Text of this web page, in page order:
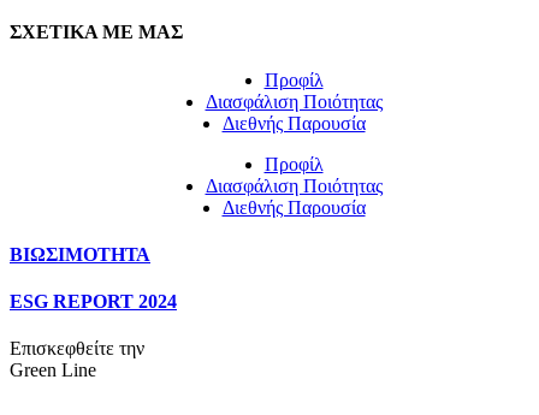
ΣΧΕΤΙΚΑ ΜΕ ΜΑΣ
Προφίλ
Διασφάλιση Ποιότητας
Διεθνής Παρουσία
Προφίλ
Διασφάλιση Ποιότητας
Διεθνής Παρουσία
ΒΙΩΣΙΜΟΤΗΤΑ
ESG REPORT 2024
Επισκεφθείτε την
Green Line